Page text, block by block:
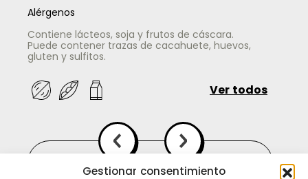
Gestionar consentimiento
Alérgenos
Contiene lácteos, soja y frutos de cáscara.
Puede contener trazas de cacahuete, huevos,
gluten y sulfitos.
Ver todos